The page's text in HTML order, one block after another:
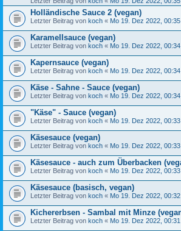
Holländische Sauce 2 (vegan)
Letzter Beitrag von koch « Mo 19. Dez 2022, 00:35
Karamellsauce (vegan)
Letzter Beitrag von koch « Mo 19. Dez 2022, 00:34
Kapernsauce (vegan)
Letzter Beitrag von koch « Mo 19. Dez 2022, 00:34
Käse - Sahne - Sauce (vegan)
Letzter Beitrag von koch « Mo 19. Dez 2022, 00:34
"Käse" - Sauce (vegan)
Letzter Beitrag von koch « Mo 19. Dez 2022, 00:33
Käsesauce (vegan)
Letzter Beitrag von koch « Mo 19. Dez 2022, 00:33
Käsesauce - auch zum Überbacken
Letzter Beitrag von koch « Mo 19. Dez 2022, 00:33
Käsesauce (basisch, vegan)
Letzter Beitrag von koch « Mo 19. Dez 2022, 00:32
Kichererbsen - ­Sambal mit Minze
Letzter Beitrag von koch « Mo 19. Dez 2022, 00:31